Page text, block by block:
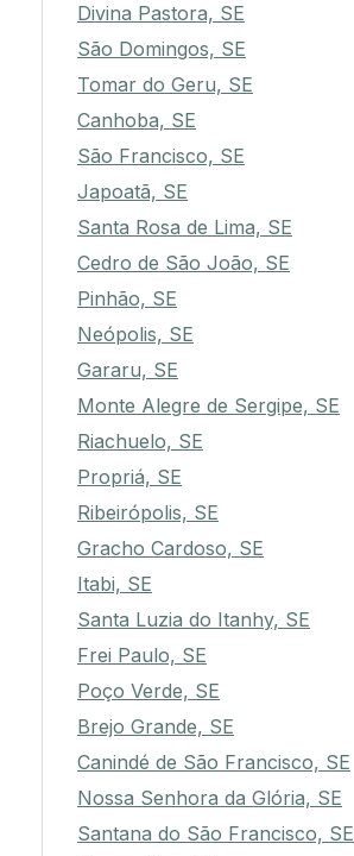
Divina Pastora, SE
São Domingos, SE
Tomar do Geru, SE
Canhoba, SE
São Francisco, SE
Japoatã, SE
Santa Rosa de Lima, SE
Cedro de São João, SE
Pinhão, SE
Neópolis, SE
Gararu, SE
Monte Alegre de Sergipe, SE
Riachuelo, SE
Propriá, SE
Ribeirópolis, SE
Gracho Cardoso, SE
Itabi, SE
Santa Luzia do Itanhy, SE
Frei Paulo, SE
Poço Verde, SE
Brejo Grande, SE
Canindé de São Francisco, SE
Nossa Senhora da Glória, SE
Santana do São Francisco, SE